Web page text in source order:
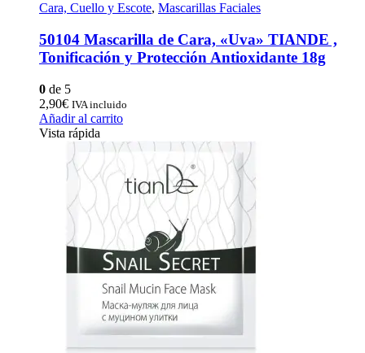
Cara, Cuello y Escote, Mascarillas Faciales
50104 Mascarilla de Cara, «Uva» TIANDE ,
Tonificación y Protección Antioxidante 18g
0 de 5
2,90€ IVA incluido
Añadir al carrito
Vista rápida